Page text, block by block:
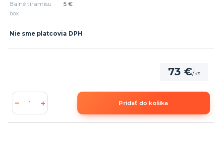
Balné tiramisu
box
5 €
Nie sme platcovia DPH
73 €/ks
Pridať do košíka